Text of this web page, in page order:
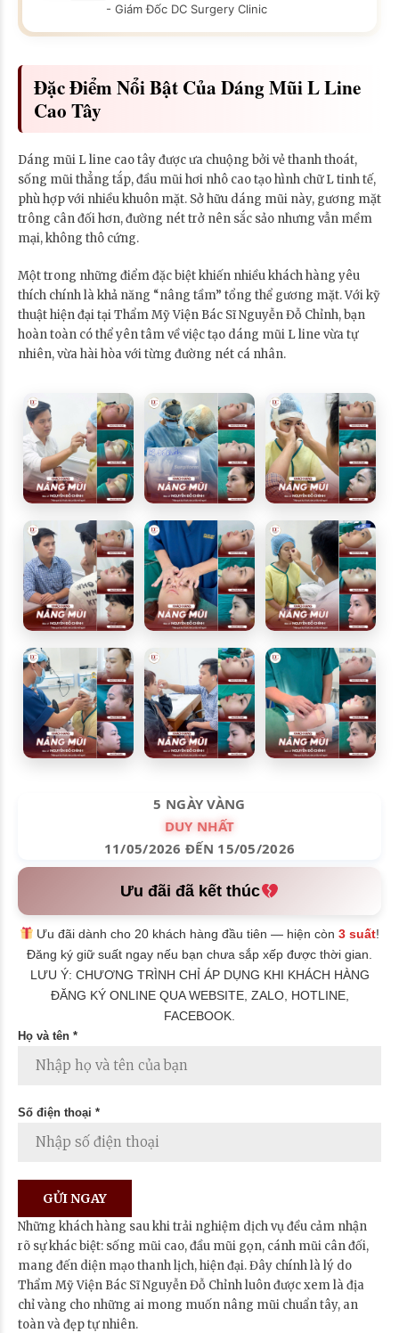
- Giám Đốc DC Surgery Clinic
Đặc Điểm Nổi Bật Của Dáng Mũi L Line
Cao Tây
Dáng mũi L line cao tây được ưa chuộng bởi vẻ thanh thoát,
sống mũi thẳng tắp, đầu mũi hơi nhô cao tạo hình chữ L tinh tế,
phù hợp với nhiều khuôn mặt. Sở hữu dáng mũi này, gương mặt
trông cân đối hơn, đường nét trở nên sắc sảo nhưng vẫn mềm
mại, không thô cứng.
Một trong những điểm đặc biệt khiến nhiều khách hàng yêu
thích chính là khả năng “nâng tầm” tổng thể gương mặt. Với kỹ
thuật hiện đại tại Thẩm Mỹ Viện Bác Sĩ Nguyễn Đỗ Chỉnh, bạn
hoàn toàn có thể yên tâm về việc tạo dáng mũi L line vừa tự
nhiên, vừa hài hòa với từng đường nét cá nhân.
5 NGÀY VÀNG
DUY NHẤT
11/05/2026 ĐẾN 15/05/2026
Ưu đãi đã kết thúc
Ưu đãi dành cho 20 khách hàng đầu tiên — hiện còn3 suất!
Đăng ký giữ suất ngay nếu bạn chưa sắp xếp được thời gian.
LƯU Ý: CHƯƠNG TRÌNH CHỈ ÁP DỤNG KHI KHÁCH HÀNG
ĐĂNG KÝ ONLINE QUA WEBSITE, ZALO, HOTLINE,
FACEBOOK.
Họ và tên *
Số điện thoại *
Những khách hàng sau khi trải nghiệm dịch vụ đều cảm nhận
rõ sự khác biệt: sống mũi cao, đầu mũi gọn, cánh mũi cân đối,
mang đến diện mạo thanh lịch, hiện đại. Đây chính là lý do
Thẩm Mỹ Viện Bác Sĩ Nguyễn Đỗ Chỉnh luôn được xem là địa
chỉ vàng cho những ai mong muốn nâng mũi chuẩn tây, an
toàn và đẹp tự nhiên.